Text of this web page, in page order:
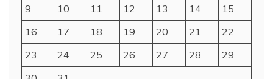
9
10 11 12 13 14
15
16
17 18 19 20 21
22
23
24 25 26 27 28
29